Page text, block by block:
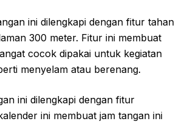
ini dilengkapi dengan fitur tahan
300 meter. Fitur ini membuat
cocok dipakai untuk kegiatan
menyelam atau berenang.
ini dilengkapi dengan fitur
ini membuat jam tangan ini